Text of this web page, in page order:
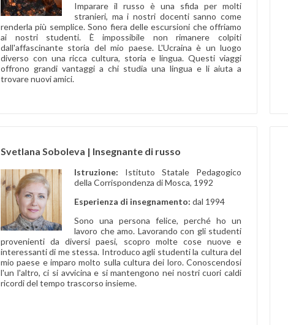
Imparare il russo è una sfida per molti
stranieri, ma i nostri docenti sanno come
renderla più semplice. Sono fiera delle escursioni che offriamo
ai nostri studenti. È impossibile non rimanere colpiti
dall'affascinante storia del mio paese. L'Ucraina è un luogo
diverso con una ricca cultura, storia e lingua. Questi viaggi
offrono grandi vantaggi a chi studia una lingua e li aiuta a
trovare nuovi amici.
Svetlana Soboleva | Insegnante di russo
Istruzione: Istituto Statale Pedagogico
della Corrispondenza di Mosca, 1992
Esperienza di insegnamento: dal 1994
Sono una persona felice, perché ho un
lavoro che amo. Lavorando con gli studenti
provenienti da diversi paesi, scopro molte cose nuove e
interessanti di me stessa. Introduco agli studenti la cultura del
mio paese e imparo molto sulla cultura dei loro. Conoscendosi
l'un l'altro, ci si avvicina e si mantengono nei nostri cuori caldi
ricordi del tempo trascorso insieme.